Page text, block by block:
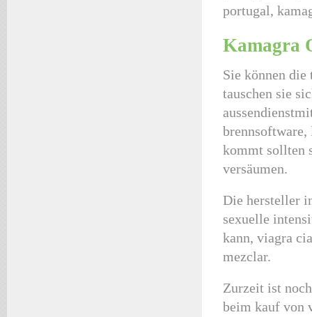
portugal,
Kamagra
Sie können
tauschen sie
brennsoftware,
kommt sollten
versäumen.
Die hersteller
sexuelle
kann, viagra
mezclar.
Zurzeit ist
beim kauf von